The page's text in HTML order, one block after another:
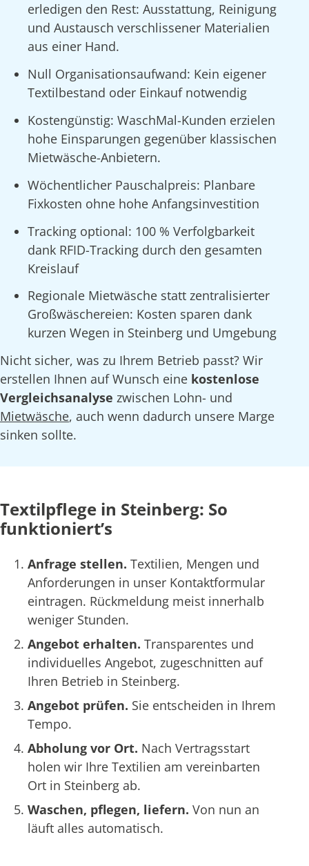
erledigen den Rest: Ausstattung, Reinigung
und Austausch verschlissener Materialien
aus einer Hand.
Null Organisationsaufwand: Kein eigener
Textilbestand oder Einkauf notwendig
Kostengünstig: WaschMal-Kunden erzielen
hohe Einsparungen gegenüber klassischen
Mietwäsche-Anbietern.
Wöchentlicher Pauschalpreis: Planbare
Fixkosten ohne hohe Anfangsinvestition
Tracking optional: 100 % Verfolgbarkeit
dank RFID-Tracking durch den gesamten
Kreislauf
Regionale Mietwäsche statt zentralisierter
Großwäschereien: Kosten sparen dank
kurzen Wegen in Steinberg und Umgebung
Nicht sicher, was zu Ihrem Betrieb passt? Wir
erstellen Ihnen auf Wunsch eine kostenlose
Vergleichsanalyse zwischen Lohn- und
Mietwäsche, auch wenn dadurch unsere Marge
sinken sollte.
Textilpflege in Steinberg: So
funktioniert’s
Anfrage stellen. Textilien, Mengen und
Anforderungen in unser Kontaktformular
eintragen. Rückmeldung meist innerhalb
weniger Stunden.
Angebot erhalten. Transparentes und
individuelles Angebot, zugeschnitten auf
Ihren Betrieb in Steinberg.
Angebot prüfen. Sie entscheiden in Ihrem
Tempo.
Abholung vor Ort. Nach Vertragsstart
holen wir Ihre Textilien am vereinbarten
Ort in Steinberg ab.
Waschen, pflegen, liefern. Von nun an
läuft alles automatisch.